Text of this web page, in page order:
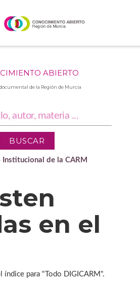
ABIERTO
de la Región de Murcia
de la CARM
en el
índice para "Todo DIGICARM".